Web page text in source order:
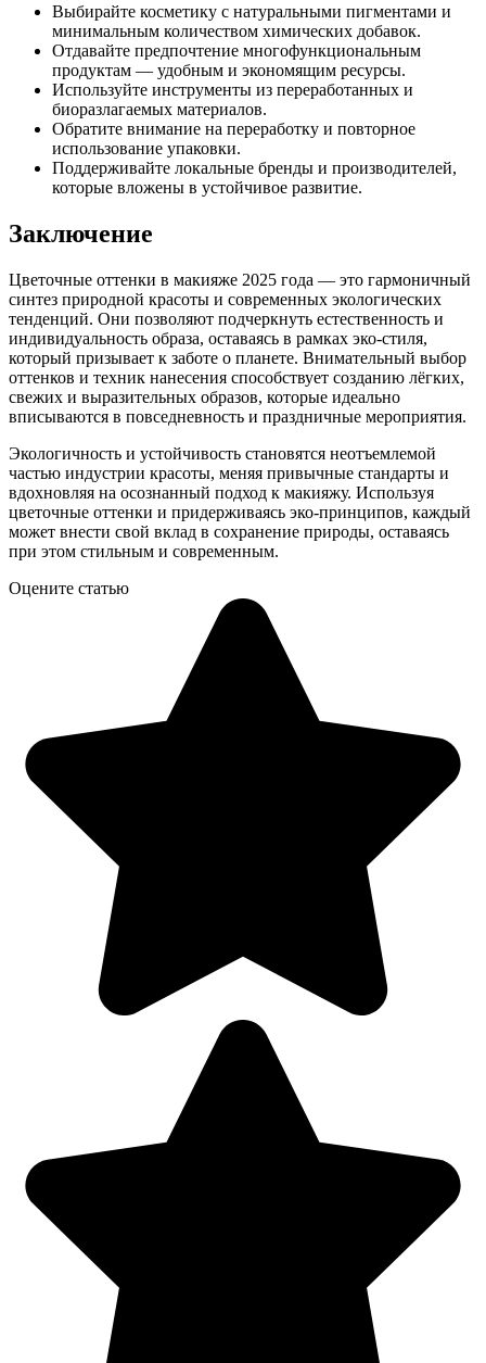
Выбирайте косметику с натуральными пигментами и
минимальным количеством химических добавок.
Отдавайте предпочтение многофункциональным
продуктам — удобным и экономящим ресурсы.
Используйте инструменты из переработанных и
биоразлагаемых материалов.
Обратите внимание на переработку и повторное
использование упаковки.
Поддерживайте локальные бренды и производителей,
которые вложены в устойчивое развитие.
Заключение
Цветочные оттенки в макияже 2025 года — это гармоничный
синтез природной красоты и современных экологических
тенденций. Они позволяют подчеркнуть естественность и
индивидуальность образа, оставаясь в рамках эко-стиля,
который призывает к заботе о планете. Внимательный выбор
оттенков и техник нанесения способствует созданию лёгких,
свежих и выразительных образов, которые идеально
вписываются в повседневность и праздничные мероприятия.
Экологичность и устойчивость становятся неотъемлемой
частью индустрии красоты, меняя привычные стандарты и
вдохновляя на осознанный подход к макияжу. Используя
цветочные оттенки и придерживаясь эко-принципов, каждый
может внести свой вклад в сохранение природы, оставаясь
при этом стильным и современным.
Оцените статью